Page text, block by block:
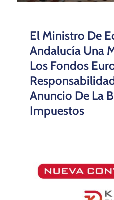
El Ministro De
Andalucía Una
Los Fondos
Anuncio De La
Impuestos